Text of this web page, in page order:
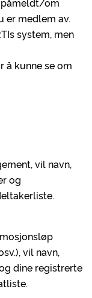
er medlem av.
system, men
å kunne se om
vil navn,
og
vil navn,
dine registrerte